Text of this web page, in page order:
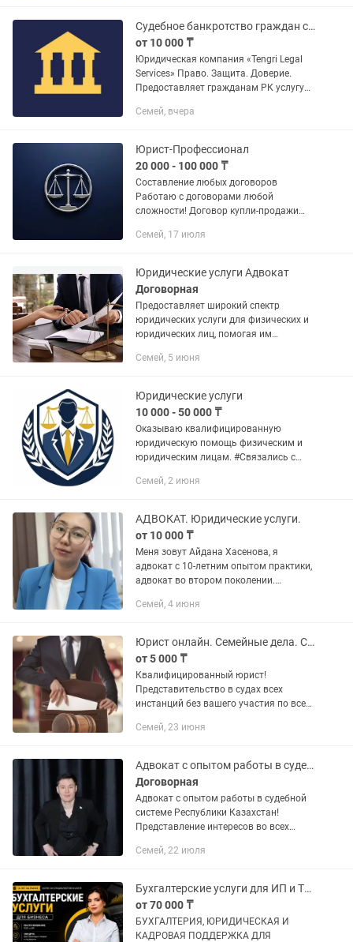
Юридические...
Судебное банкротство граждан с юридическим сопровождением.
от 10 000 ₸
Юридическая компания «Tengri Legal
Services» Право. Защита. Доверие.
Предоставляет гражданам РК услугу
соответствии с Законом Республики
Семей, вчера
Юрист-Профессионал
20 000 - 100 000 ₸
Составление любых договоров
Работаю с договорами любой
сложности! Договор купли-продажи
услуги Договор дарения Договор
залога Договор...
Семей, 17 июля
Юридические услуги Адвокат
Договорная
Предоставляет широкий спектр
юридических услуги для физических и
юридических лиц, помогая им
проблемы. ГРАЖДАНСКИЕ ДЕЛА:
2.Составление...
Семей, 5 июня
Юридические услуги
10 000 - 50 000 ₸
Оказываю квалифицированную
юридическую помощь физическим и
юридическим лицам. #Связались с
примерные обстоятельства с
где мы...
Семей, 2 июня
АДВОКАТ. Юридические услуги.
от 10 000 ₸
Меня зовут Айдана Хасенова, я
адвокат с 10-летним опытом практики,
адвокат во втором поколении.
уголовных делах: семейное право,
Семей, 4 июня
Юрист онлайн. Семейные дела. Снятие с ареста. Взыскание долгов.
от 5 000 ₸
Квалифицированный юрист!
Представительство в судах всех
инстанций без вашего участия по всем
Установление и оспаривание
нажитого...
Семей, 23 июня
Адвокат с опытом работы в судебной системе Республики Казахстан!
Договорная
Адвокат с опытом работы в судебной
системе Республики Казахстан!
Представление интересов во всех
административным делам любой
заявлений,...
Семей, 22 июля
Бухгалтерские услуги для ИП и ТОО профессионально, надежно, под ключ
от 70 000 ₸
БУХГАЛТЕРИЯ, ЮРИДИЧЕСКАЯ И
КАДРОВАЯ ПОДДЕРЖКА ДЛЯ